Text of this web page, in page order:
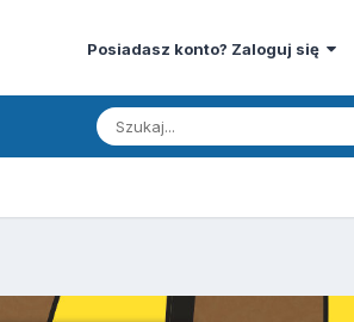
Posiadasz konto? Zaloguj się